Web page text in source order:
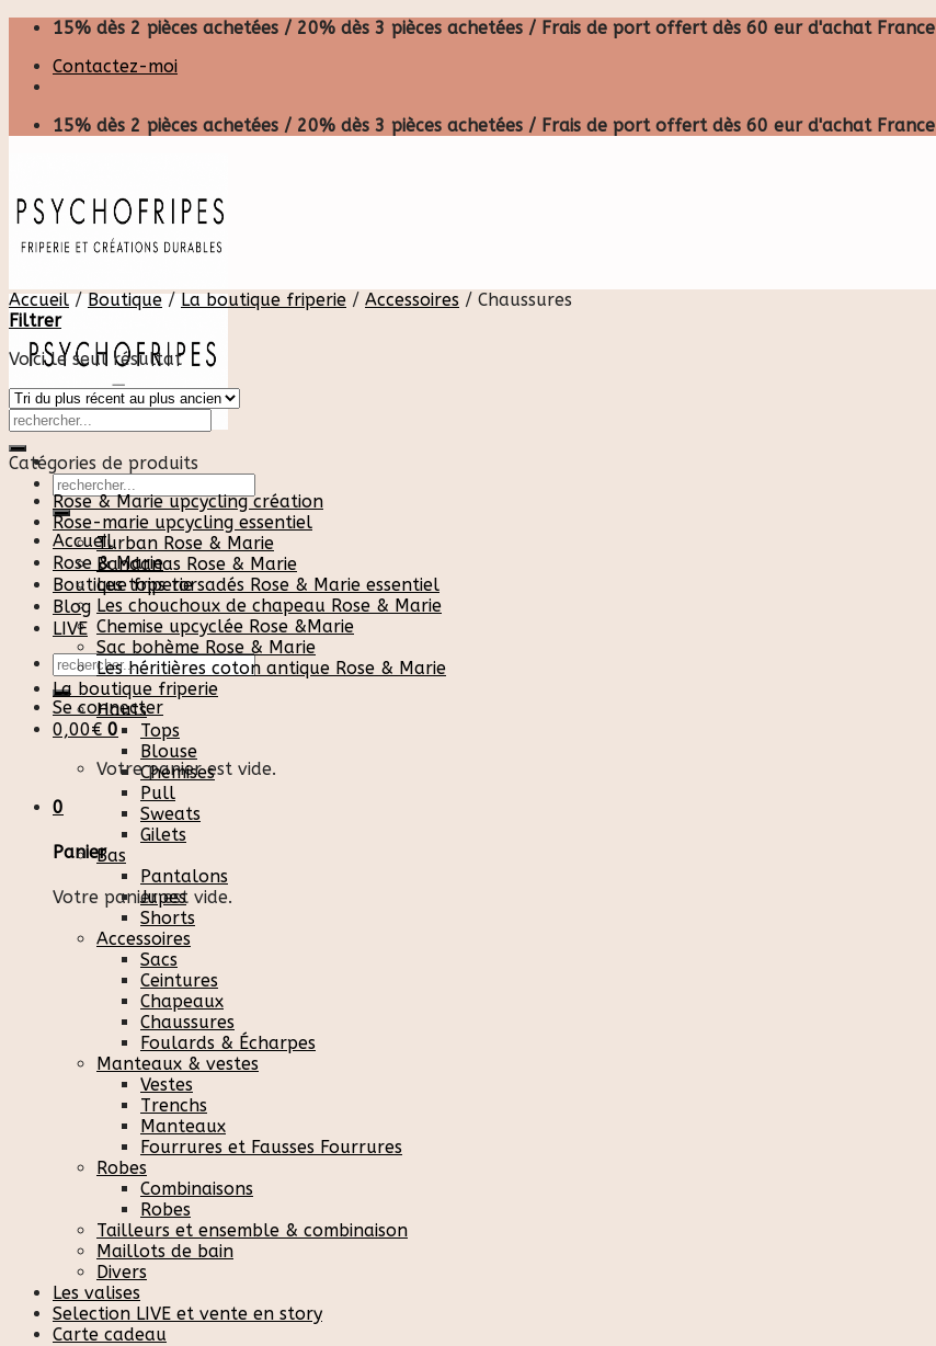
Skip
content
15% dès 2 pièces achetées / 20% dès 3 pièces achetées / Frais de port offert dès 60 eur d'achat France
Contactez-moi
15% dès 2 pièces achetées / 20% dès 3 pièces achetées / Frais de port offert dès 60 eur d'achat France
Recherche
pour :
Accueil
Rose & Marie
Boutique friperie
Blog
LIVE
Recherche
pour :
Se connecter
0,00€ 0
Votre panier est vide.
0
Panier
Votre panier est vide.
Accueil / Boutique / La boutique friperie / Accessoires / Chaussures
Filtrer
Voici le seul résultat
Catégories de produits
Rose & Marie upcycling création
Rose-marie upcycling essentiel
Turban Rose & Marie
Bandanas Rose & Marie
Les tops torsadés Rose & Marie essentiel
Les chouchoux de chapeau Rose & Marie
Chemise upcyclée Rose &Marie
Sac bohème Rose & Marie
Les héritières coton antique Rose & Marie
La boutique friperie
Hauts
Tops
Blouse
Chemises
Pull
Sweats
Gilets
Bas
Pantalons
Jupes
Shorts
Accessoires
Sacs
Ceintures
Chapeaux
Chaussures
Foulards & Écharpes
Manteaux & vestes
Vestes
Trenchs
Manteaux
Fourrures et Fausses Fourrures
Robes
Combinaisons
Robes
Tailleurs et ensemble & combinaison
Maillots de bain
Divers
Les valises
Selection LIVE et vente en story
Carte cadeau